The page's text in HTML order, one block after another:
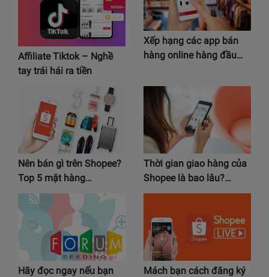
Affiliate Tiktok – Nghề
tay trái hái ra tiền
Xếp hạng các app bán
hàng online hàng đầu…
Nên bán gì trên Shopee?
Top 5 mặt hàng…
Thời gian giao hàng của
Shopee là bao lâu?…
Hãy đọc ngay nếu bạn
Mách bạn cách đăng ký